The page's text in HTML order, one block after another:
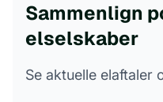
Sammenlign
elselskaber
Se aktuelle elaftaler